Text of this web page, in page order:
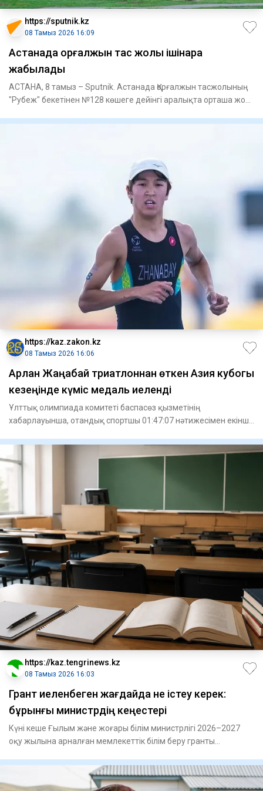
https://sputnik.kz
08 Тамыз 2026 16:09
Астанада Қорғалжын тас жолы ішінара
жабылады
АСТАНА, 8 тамыз – Sputnik. Астанада Қорғалжын тасжолының
"Рубеж" бекетінен №128 көшеге дейінгі аралықта орташа жол
https://kaz.zakon.kz
08 Тамыз 2026 16:06
Арлан Жаңабай триатлоннан өткен Азия кубогы
кезеңінде күміс медаль иеленді
Ұлттық олимпиада комитеті баспасөз қызметінің
хабарлауынша, отандық спортшы 01:47:07 нәтижесімен екінші
https://kaz.tengrinews.kz
08 Тамыз 2026 16:03
Грант иеленбеген жағдайда не істеу керек:
бұрынғы министрдің кеңестері
Күні кеше Ғылым және жоғары білім министрлігі 2026–2027
оқу жылына арналған мемлекеттік білім беру гранты